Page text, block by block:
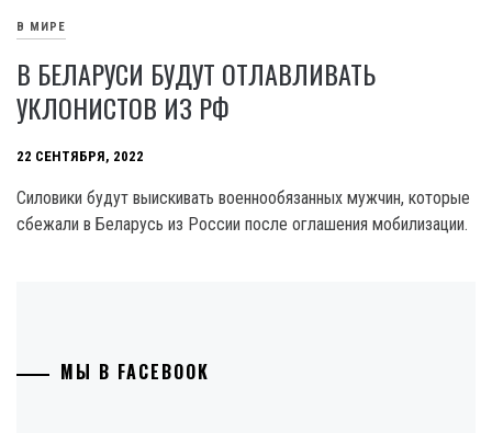
В МИРЕ
В БЕЛАРУСИ БУДУТ ОТЛАВЛИВАТЬ
УКЛОНИСТОВ ИЗ РФ
22 СЕНТЯБРЯ, 2022
Силовики будут выискивать военнообязанных мужчин, которые
сбежали в Беларусь из России после оглашения мобилизации.
МЫ В FACEBOOK